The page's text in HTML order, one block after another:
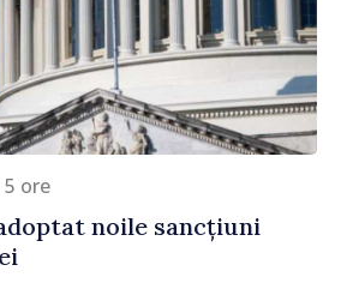
5 ore
noile sancțiuni